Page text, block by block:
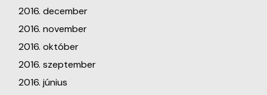
2016. december
2016. november
2016. október
2016. szeptember
2016. június